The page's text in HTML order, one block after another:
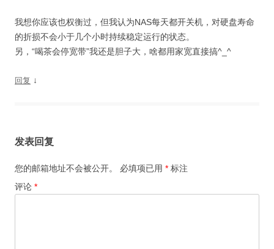
我想你应该也权衡过，但我认为NAS每天都开关机，对硬盘寿命
的折损不会小于几个小时持续稳定运行的状态。
另，“喝茶会停宽带”我还是胆子大，啥都用家宽直接搞^_^
回复 ↓
发表回复
您的邮箱地址不会被公开。 必填项已用 * 标注
评论 *